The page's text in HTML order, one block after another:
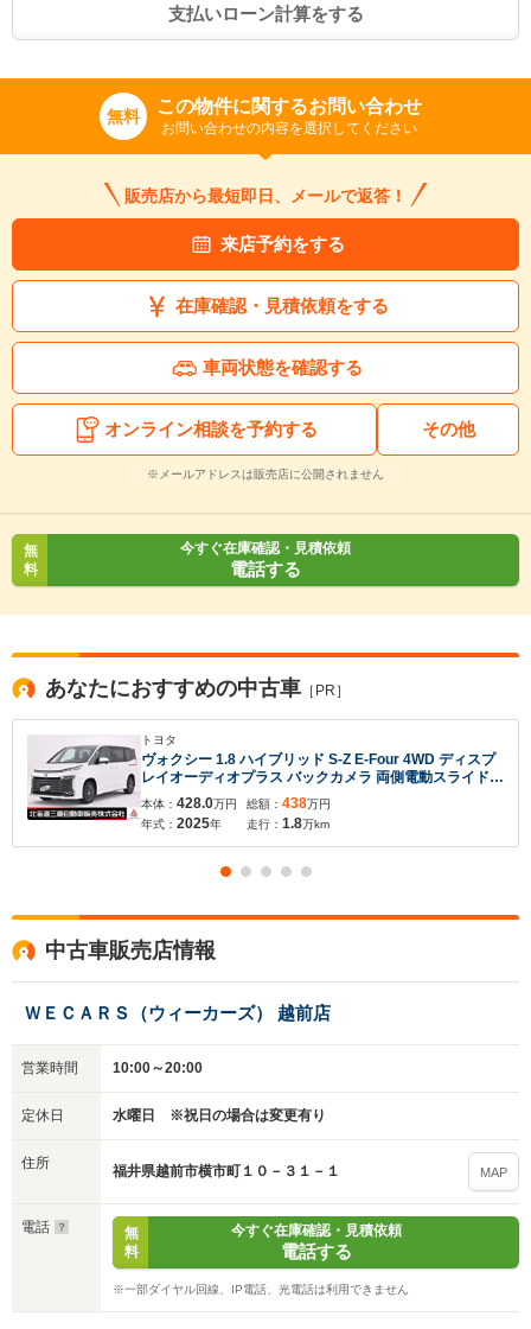
支払いローン計算をする
無料 この物件に関するお問い合わせ
お問い合わせの内容を選択してください
販売店から最短即日、メールで返答！
来店予約をする
在庫確認・見積依頼をする
車両状態を確認する
オンライン相談を予約する その他
※メールアドレスは販売店に公開されません
無
料
今すぐ在庫確認・見積依頼
電話する
あなたにおすすめの中古車 ［PR］
トヨタ
ヴォクシー 1.8 ハイブリッド S-Z E-Four 4WD ディスプ
レイオーディオプラス バックカメラ 両側電動スライドド
ア ドライブレコーダー ETC ハーフレザーシート オート
マチックハイビーム
本体： 428.0万円
年式： 2025年
総額： 438万円
走行： 1.8万km
中古車販売店情報
ＷＥＣＡＲＳ（ウィーカーズ） 越前店
営業時間 10:00～20:00
定休日 水曜日 ※祝日の場合は変更有り
住所 福井県越前市横市町１０－３１－１ MAP
電話
無
料
今すぐ在庫確認・見積依頼
電話する
※一部ダイヤル回線、IP電話、光電話は利用できません
入力途中の情報を保存しますか？
※次回問い合わせをする際に自動入力されます
※保存された情報は90日で破棄されます